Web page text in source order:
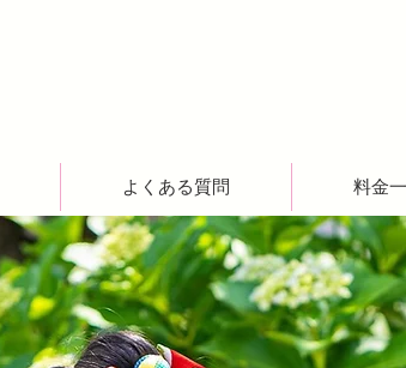
よくある質問 料金